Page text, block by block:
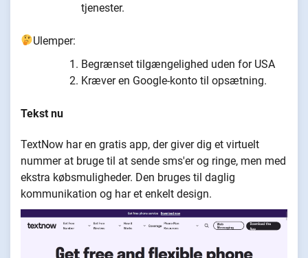
tjenester.
Ulemper:
Begrænset tilgængelighed uden for USA
Kræver en Google-konto til opsætning.
Tekst nu
TextNow har en gratis app, der giver dig et virtuelt
nummer at bruge til at sende sms'er og ringe, men med
ekstra købsmuligheder. Den bruges til daglig
kommunikation og har et enkelt design.